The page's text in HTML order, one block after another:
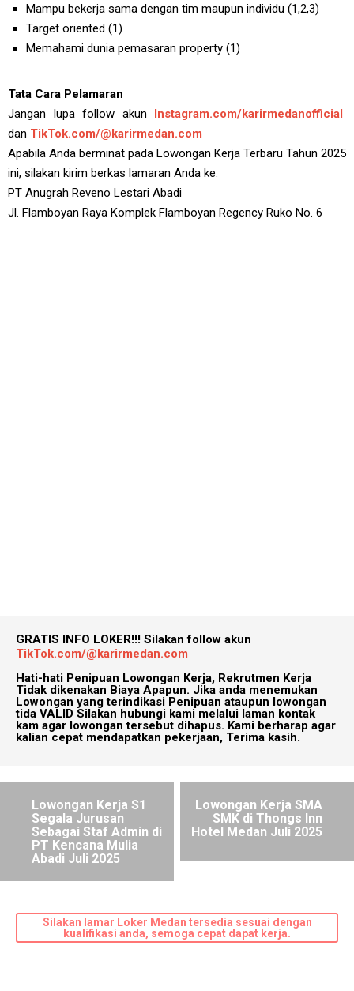
Mampu bekerja sama dengan tim maupun individu (1,2,3)
Target oriented (1)
Memahami dunia pemasaran property (1)
Tata Cara Pelamaran
Jangan lupa follow akun Instagram.com/karirmedanofficial
dan TikTok.com/@karirmedan.com
Apabila Anda berminat pada Lowongan Kerja Terbaru Tahun 2025
ini, silakan kirim berkas lamaran Anda ke:
PT Anugrah Reveno Lestari Abadi
Jl. Flamboyan Raya Komplek Flamboyan Regency Ruko No. 6
GRATIS INFO LOKER!!! Silakan follow akun
TikTok.com/@karirmedan.com
Hati-hati Penipuan Lowongan Kerja, Rekrutmen Kerja
Tidak dikenakan Biaya Apapun. Jika anda menemukan
Lowongan yang terindikasi Penipuan ataupun lowongan
tida VALID Silakan hubungi kami melalui laman kontak
kam agar lowongan tersebut dihapus. Kami berharap agar
kalian cepat mendapatkan pekerjaan, Terima kasih.
Lowongan Kerja S1
Segala Jurusan
Sebagai Staf Admin di
PT Kencana Mulia
Abadi Juli 2025
Lowongan Kerja SMA
SMK di Thongs Inn
Hotel Medan Juli 2025
Silakan lamar Loker Medan tersedia sesuai dengan
kualifikasi anda, semoga cepat dapat kerja.